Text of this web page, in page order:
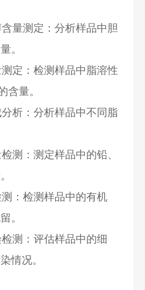
量测定：分析样品中胆
。
定：检测样品中脂溶性
含量。
析：分析样品中不同脂
测：测定样品中的铅、
：检测样品中的有机
。
测：评估样品中的细
情况。